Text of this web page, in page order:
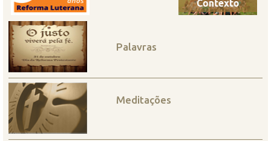
Palavras
Meditações